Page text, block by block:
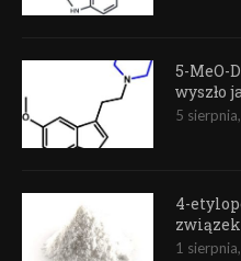
5-MeO-
wyszło
5
4-
1